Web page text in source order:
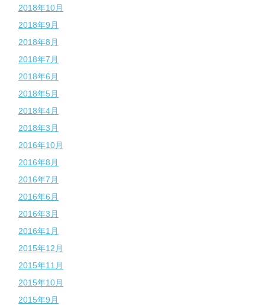
2018年10月
2018年9月
2018年8月
2018年7月
2018年6月
2018年5月
2018年4月
2018年3月
2016年10月
2016年8月
2016年7月
2016年6月
2016年3月
2016年1月
2015年12月
2015年11月
2015年10月
2015年9月